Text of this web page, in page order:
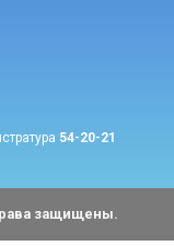
54-20-21
защищены.